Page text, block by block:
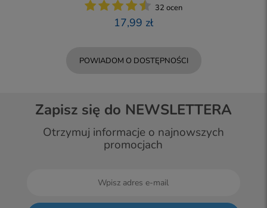
32 ocen
17,99 zł
POWIADOM O DOSTĘPNOŚCI
Zapisz się do NEWSLETTERA
Otrzymuj informacje o najnowszych
promocjach